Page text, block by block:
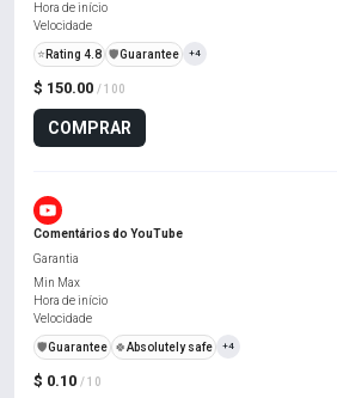
$ 150.00 / 100
COMPRAR
Hora de início
Velocidade
⭐ Rating 4.8 ️🛡️Guarantee +4
Comentários do YouTube
$ 0.10 / 10
Garantia
Min Max
Hora de início
Velocidade
️🛡️Guarantee 🍀Absolutely safe +4